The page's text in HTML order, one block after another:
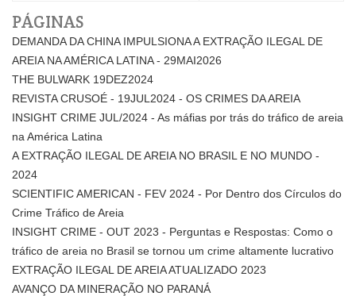
PÁGINAS
DEMANDA DA CHINA IMPULSIONA A EXTRAÇÃO ILEGAL DE
AREIA NA AMÉRICA LATINA - 29MAI2026
THE BULWARK 19DEZ2024
REVISTA CRUSOÉ - 19JUL2024 - OS CRIMES DA AREIA
INSIGHT CRIME JUL/2024 - As máfias por trás do tráfico de areia
na América Latina
A EXTRAÇÃO ILEGAL DE AREIA NO BRASIL E NO MUNDO -
2024
SCIENTIFIC AMERICAN - FEV 2024 - Por Dentro dos Círculos do
Crime Tráfico de Areia
INSIGHT CRIME - OUT 2023 - Perguntas e Respostas: Como o
tráfico de areia no Brasil se tornou um crime altamente lucrativo
EXTRAÇÃO ILEGAL DE AREIA ATUALIZADO 2023
AVANÇO DA MINERAÇÃO NO PARANÁ